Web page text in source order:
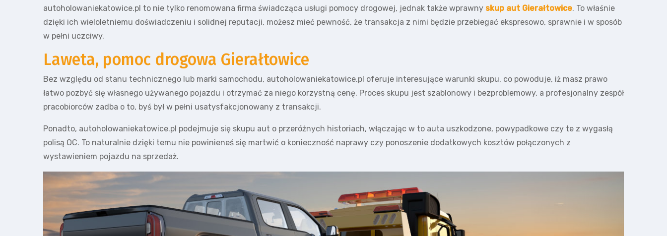
autoholowaniekatowice.pl to nie tylko renomowana firma świadcząca usługi pomocy drogowej, jednak także wprawny skup aut Gierałtowice. To właśnie
dzięki ich wieloletniemu doświadczeniu i solidnej reputacji, możesz mieć pewność, że transakcja z nimi będzie przebiegać ekspresowo, sprawnie i w sposób
w pełni uczciwy.
Laweta, pomoc drogowa Gierałtowice
Bez względu od stanu technicznego lub marki samochodu, autoholowaniekatowice.pl oferuje interesujące warunki skupu, co powoduje, iż masz prawo
łatwo pozbyć się własnego używanego pojazdu i otrzymać za niego korzystną cenę. Proces skupu jest szablonowy i bezproblemowy, a profesjonalny zespół
pracobiorców zadba o to, byś był w pełni usatysfakcjonowany z transakcji.
Ponadto, autoholowaniekatowice.pl podejmuje się skupu aut o przeróżnych historiach, włączając w to auta uszkodzone, powypadkowe czy te z wygasłą
polisą OC. To naturalnie dzięki temu nie powinieneś się martwić o konieczność naprawy czy ponoszenie dodatkowych kosztów połączonych z
wystawieniem pojazdu na sprzedaż.